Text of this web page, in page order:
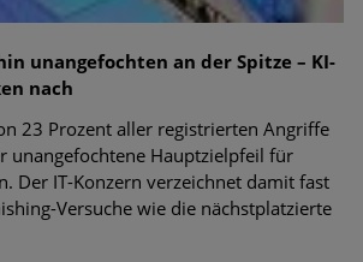
unangefochten an der Spitze – KI-
nach
23 Prozent aller registrierten Angriffe
unangefochtene Hauptzielpfeil für
Der IT-Konzern verzeichnet damit fast
Versuche wie die nächstplatzierte